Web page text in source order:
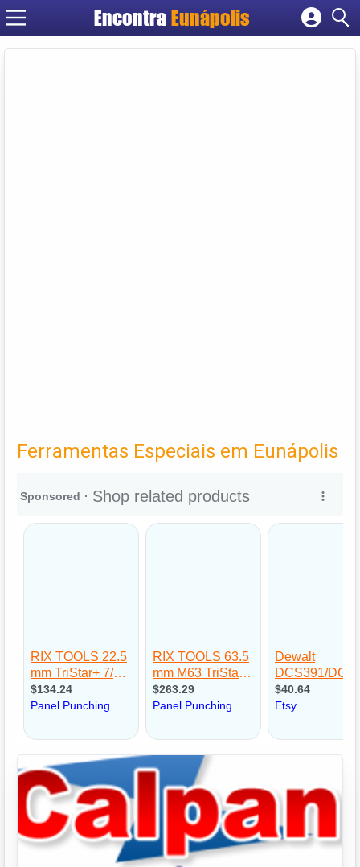
EncontraEunápolis
Cadastrar empresa
Ferramentas Especiais em Eunápolis